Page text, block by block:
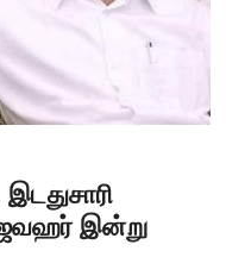
இன்று